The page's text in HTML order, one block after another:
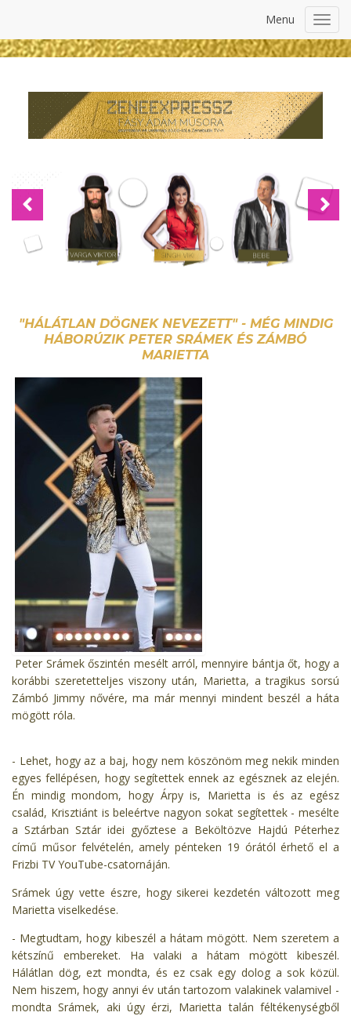
Menu
Previous
"HÁLÁTLAN DÖGNEK NEVEZETT" - MÉG MINDIG
HÁBORÚZIK PETER SRÁMEK ÉS ZÁMBÓ
MARIETTA
Peter Srámek őszintén mesélt arról, mennyire bántja őt, hogy a
korábbi szeretetteljes viszony után, Marietta, a tragikus sorsú
Zámbó Jimmy nővére, ma már mennyi mindent beszél a háta
mögött róla.
- Lehet, hogy az a baj, hogy nem köszönöm meg nekik minden
egyes fellépésen, hogy segítettek ennek az egésznek az elején.
Én mindig mondom, hogy Árpy is, Marietta is és az egész
család, Krisztiánt is beleértve nagyon sokat segítettek - mesélte
a Sztárban Sztár idei győztese a Beköltözve Hajdú Péterhez
című műsor felvételén, amely pénteken 19 órától érhető el a
Frizbi TV YouTube-csatornáján.
Srámek úgy vette észre, hogy sikerei kezdetén változott meg
Marietta viselkedése.
- Megtudtam, hogy kibeszél a hátam mögött. Nem szeretem a
kétszínű embereket. Ha valaki a hátam mögött kibeszél.
Hálátlan dög, ezt mondta, és ez csak egy dolog a sok közül.
Nem hiszem, hogy annyi év után tartozom valakinek valamivel -
mondta Srámek, aki úgy érzi, Marietta talán féltékenységből